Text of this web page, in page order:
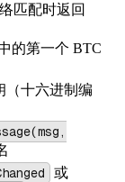
匹配时返回
的第一个 BTC
（十六进制编
或